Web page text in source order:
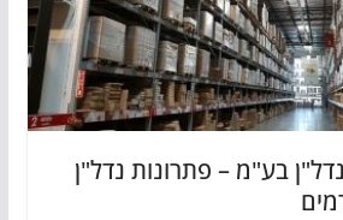
בע"מ – פתרונות נדל"ן